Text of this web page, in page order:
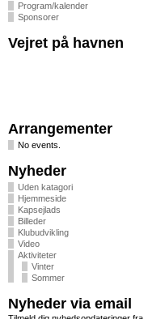
Program/kalender
Sponsorer
Vejret på havnen
Arrangementer
No events.
Nyheder
Uden katagori
Hjemmeside
Kapsejlads
Billeder
Klubudvikling
Video
Aktiviteter
Vinter
Sommer
Nyheder via email